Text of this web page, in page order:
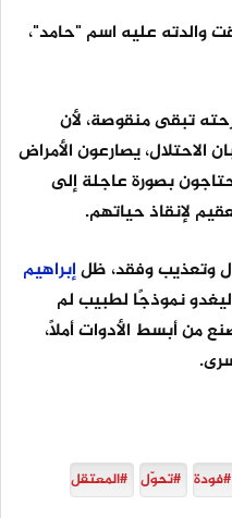
والدته عليه اسم "حامد"،
تبقى منقوصة، لأن
الاحتلال، يصارعون الأمراض
بصورة عاجلة إلى
لإنقاذ حياتهم.
وتعذيب وفقد، ظلإبراهيم
ليغدو نموذجًا لطبيب لم
من أبسط الأدوات أملًا،
#فودة #تحوّل #المعتقل